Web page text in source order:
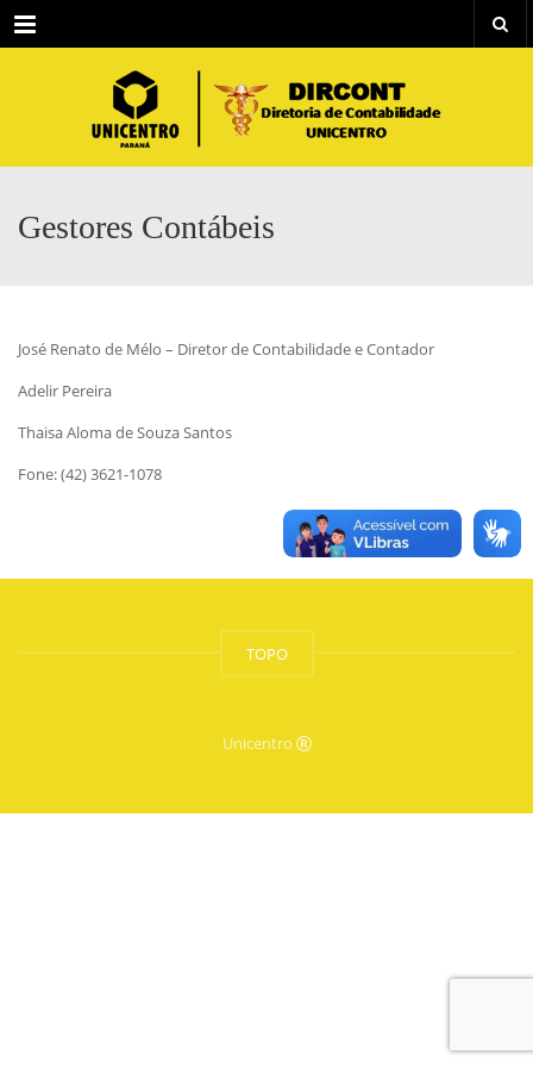
Menu
Gestores Contábeis
José Renato de Mélo – Diretor de Contabilidade e Contador
Adelir Pereira
Thaisa Aloma de Souza Santos
Fone: (42) 3621-1078
TOPO
Unicentro